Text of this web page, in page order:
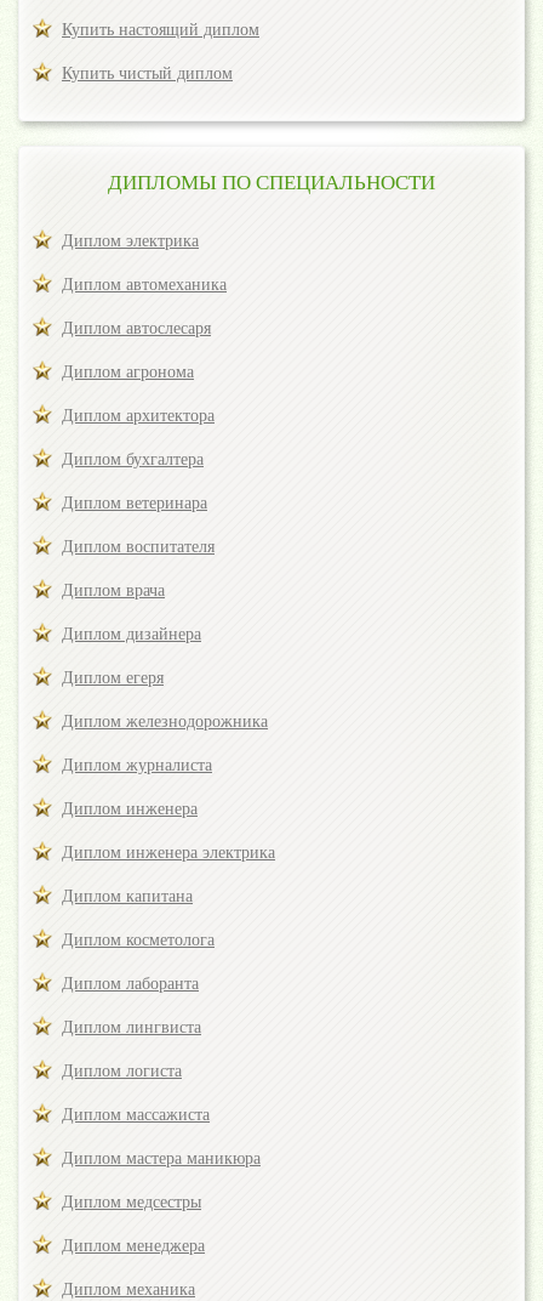
Купить настоящий диплом
Купить чистый диплом
ДИПЛОМЫ ПО СПЕЦИАЛЬНОСТИ
Диплом электрика
Диплом автомеханика
Диплом автослесаря
Диплом агронома
Диплом архитектора
Диплом бухгалтера
Диплом ветеринара
Диплом воспитателя
Диплом врача
Диплом дизайнера
Диплом егеря
Диплом железнодорожника
Диплом журналиста
Диплом инженера
Диплом инженера электрика
Диплом капитана
Диплом косметолога
Диплом лаборанта
Диплом лингвиста
Диплом логиста
Диплом массажиста
Диплом мастера маникюра
Диплом медсестры
Диплом менеджера
Диплом механика